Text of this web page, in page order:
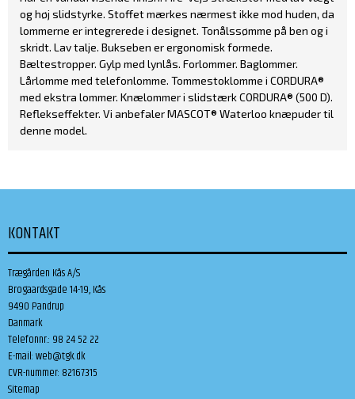
og høj slidstyrke. Stoffet mærkes nærmest ikke mod huden, da
lommerne er integrerede i designet. Tonålssømme på ben og i
skridt. Lav talje. Bukseben er ergonomisk formede.
Bæltestropper. Gylp med lynlås. Forlommer. Baglommer.
Lårlomme med telefonlomme. Tommestoklomme i CORDURA®
med ekstra lommer. Knælommer i slidstærk CORDURA® (500 D).
Reflekseffekter. Vi anbefaler MASCOT® Waterloo knæpuder til
denne model.
KONTAKT
Trægården Kås A/S
Brogaardsgade 14-19, Kås
9490 Pandrup
Danmark
Telefonnr.: 98 24 52 22
E-mail:web@tgk.dk
CVR-nummer: 82167315
Sitemap